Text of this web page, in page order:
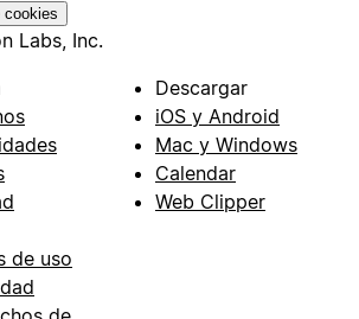
cookies
Labs, Inc.
de uso
Descargar
iOS y Android
Mac y Windows
Calendar
Web Clipper